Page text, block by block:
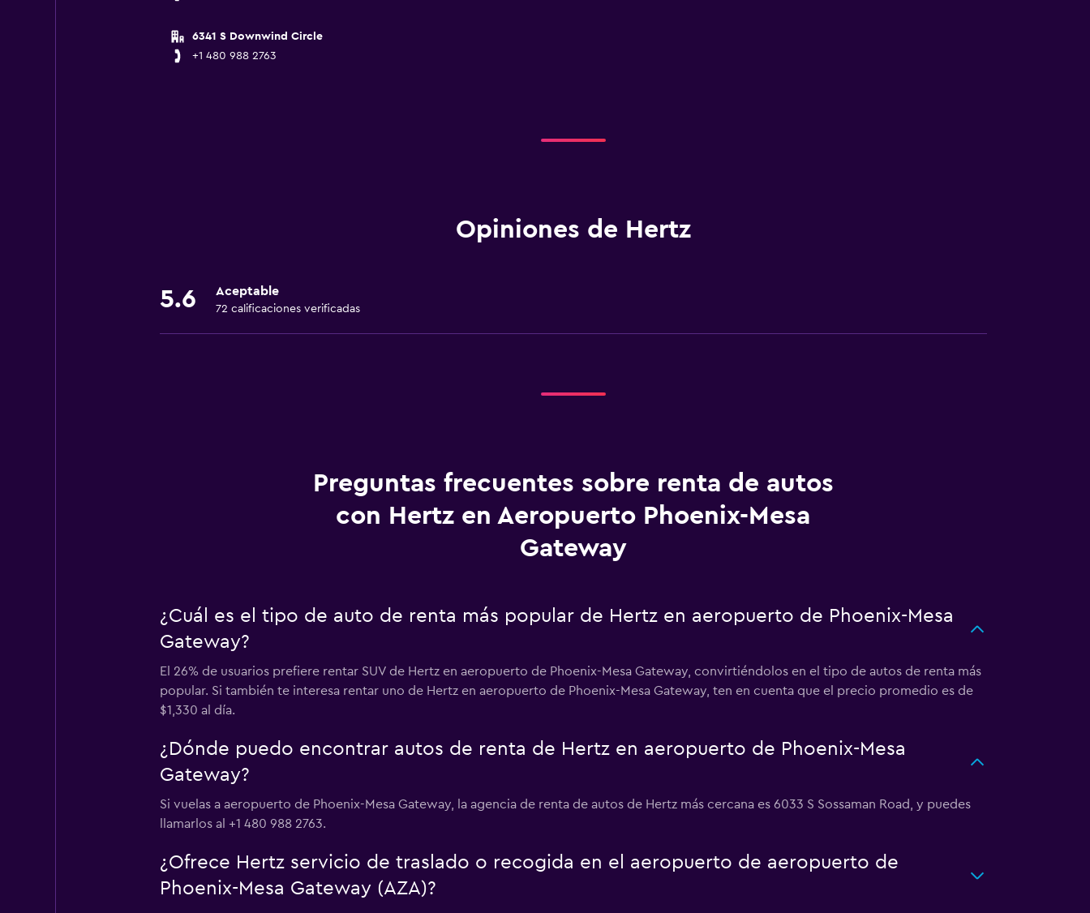
6341 S Downwind Circle
+1 480 988 2763
Opiniones de Hertz
5.6 Aceptable
72 calificaciones verificadas
Preguntas frecuentes sobre renta de autos
con Hertz en Aeropuerto Phoenix-Mesa
Gateway
¿Cuál es el tipo de auto de renta más popular de Hertz en aeropuerto de Phoenix-Mesa
Gateway?
El 26% de usuarios prefiere rentar SUV de Hertz en aeropuerto de Phoenix-Mesa Gateway, convirtiéndolos en el tipo de autos de renta más
popular. Si también te interesa rentar uno de Hertz en aeropuerto de Phoenix-Mesa Gateway, ten en cuenta que el precio promedio es de
$1,330 al día.
¿Dónde puedo encontrar autos de renta de Hertz en aeropuerto de Phoenix-Mesa
Gateway?
Si vuelas a aeropuerto de Phoenix-Mesa Gateway, la agencia de renta de autos de Hertz más cercana es 6033 S Sossaman Road, y puedes
llamarlos al +1 480 988 2763.
¿Ofrece Hertz servicio de traslado o recogida en el aeropuerto de aeropuerto de
Phoenix-Mesa Gateway (AZA)?